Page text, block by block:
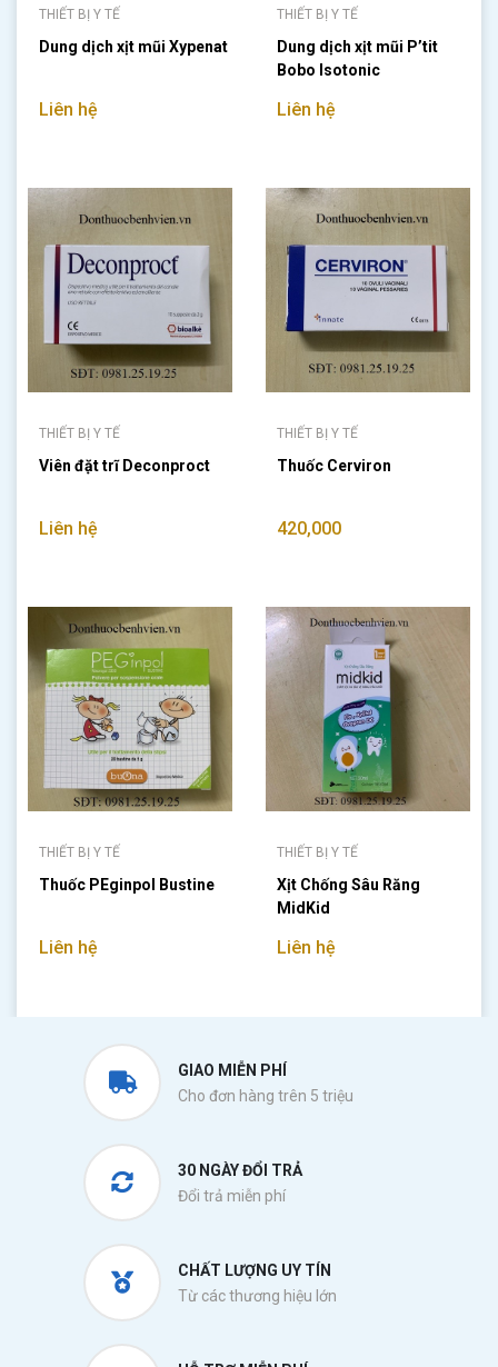
THIẾT BỊ Y TẾ
Dung dịch xịt mũi Xypenat
Liên hệ
THIẾT BỊ Y TẾ
Dung dịch xịt mũi P’tit
Bobo Isotonic
Liên hệ
THIẾT BỊ Y TẾ
Viên đặt trĩ Deconproct
Liên hệ
THIẾT BỊ Y TẾ
Thuốc Cerviron
420,000
THIẾT BỊ Y TẾ
Thuốc PEginpol Bustine
Liên hệ
THIẾT BỊ Y TẾ
Xịt Chống Sâu Răng
MidKid
Liên hệ
GIAO MIỄN PHÍ
Cho đơn hàng trên 5 triệu
30 NGÀY ĐỔI TRẢ
Đổi trả miễn phí
CHẤT LƯỢNG UY TÍN
Từ các thương hiệu lớn